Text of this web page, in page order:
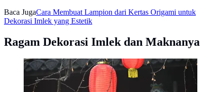
Baca JugaCara Membuat Lampion dari Kertas Origami untuk
Dekorasi Imlek yang Estetik
Ragam Dekorasi Imlek dan Maknanya